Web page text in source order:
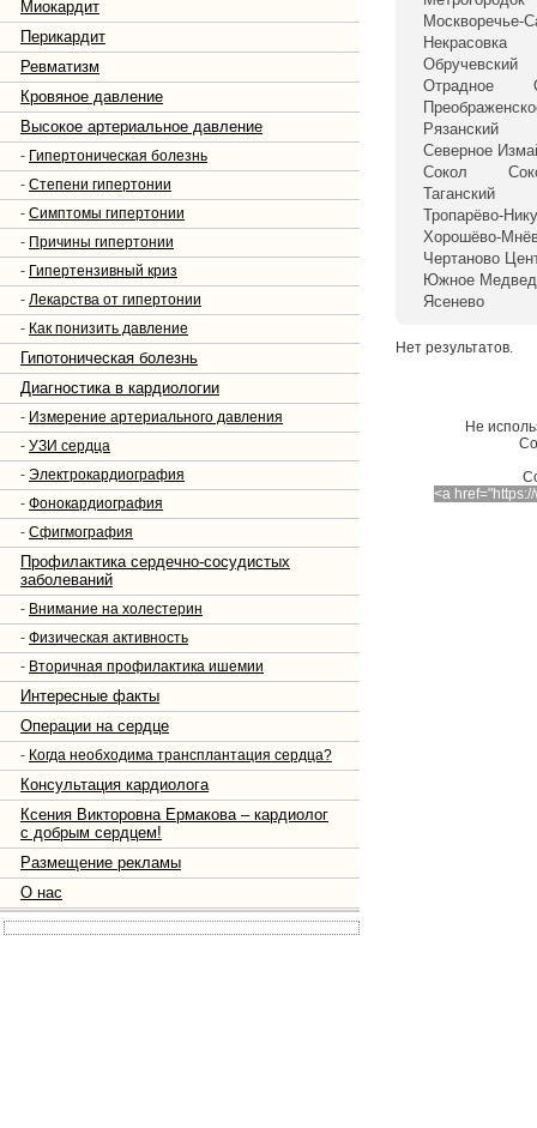
Миокардит
Перикардит
Ревматизм
Кровяное давление
Высокое артериальное давление
- Гипертоническая болезнь
- Степени гипертонии
- Симптомы гипертонии
- Причины гипертонии
- Гипертензивный криз
- Лекарства от гипертонии
- Как понизить давление
Гипотоническая болезнь
Диагностика в кардиологии
- Измерение артериального давления
- УЗИ сердца
- Электрокардиография
- Фонокардиография
- Сфигмография
Профилактика сердечно-сосудистых
заболеваний
- Внимание на холестерин
- Физическая активность
- Вторичная профилактика ишемии
Интересные факты
Операции на сердце
- Когда необходима трансплантация сердца?
Консультация кардиолога
Ксения Викторовна Ермакова – кардиолог
с добрым сердцем!
Размещение рекламы
О нас
Москворечье-
Некрасовка
Обручевский
Отрадное
Рязанский
Северное
Сокол
Таганский
Тропарёво-
Хорошёво-
Чертаново
Южное
Ясенево
Нет результатов.
Не
<a